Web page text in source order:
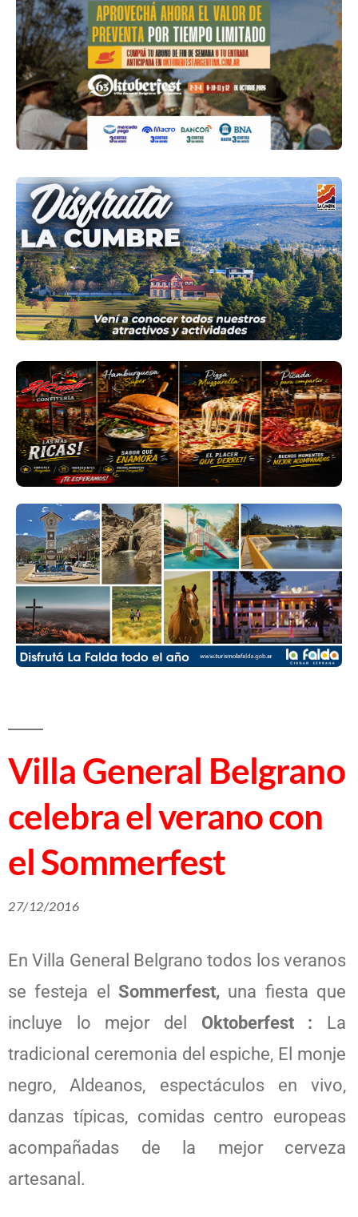
Villa General Belgrano
celebra el verano con
el Sommerfest
27/12/2016
En Villa General Belgrano todos los veranos
se festeja el Sommerfest, una fiesta que
incluye lo mejor del Oktoberfest : La
tradicional ceremonia del espiche, El monje
negro, Aldeanos, espectáculos en vivo,
danzas típicas, comidas centro europeas
acompañadas de la mejor cerveza
artesanal.